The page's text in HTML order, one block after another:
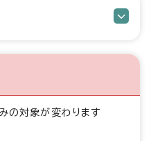
の対象が変わります